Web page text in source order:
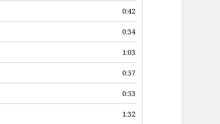
haut/bas
pour
augmenter
diminuer
volume.
0:42
0:34
1:03
0:57
0:53
1:32